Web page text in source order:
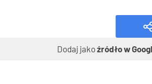
Dodaj jakoźródło w